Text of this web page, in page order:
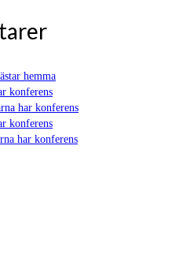
hemma
konferens
har konferens
konferens
har konferens